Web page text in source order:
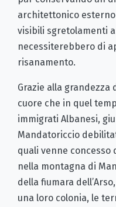
architettonico
visibili sgretolamenti
necessiterebbero di
risanamento.
Grazie alla grandezza
cuore che in quel
immigrati Albanesi,
Mandatoriccio
quali venne
nella montagna di
della fiumara
una loro colonia, le